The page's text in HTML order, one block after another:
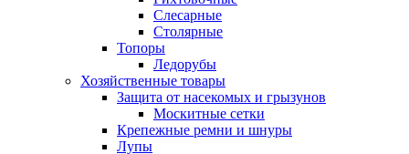
Слесарные
Столярные
Топоры
Ледорубы
Хозяйственные товары
Защита от насекомых и грызунов
Москитные сетки
Крепежные ремни и шнуры
Лупы